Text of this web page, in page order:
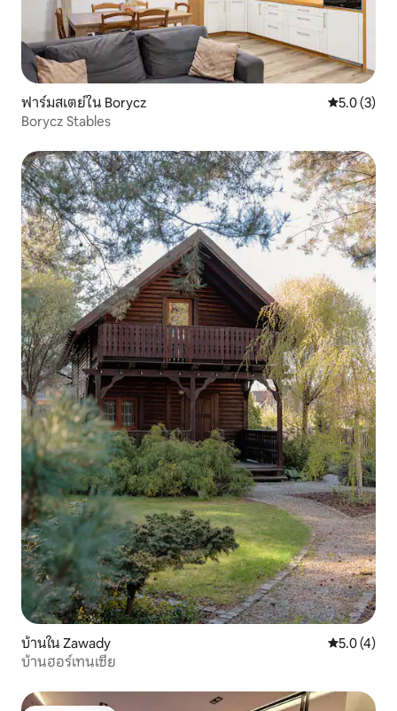
ฟาร์มสเตย์ใน Borycz คะแนนเฉลี่
5.0 (3)
Borycz Stables
บ้านใน Zawady คะแนนเฉลี่
5.0 (4)
บ้านฮอร์เทนเซีย